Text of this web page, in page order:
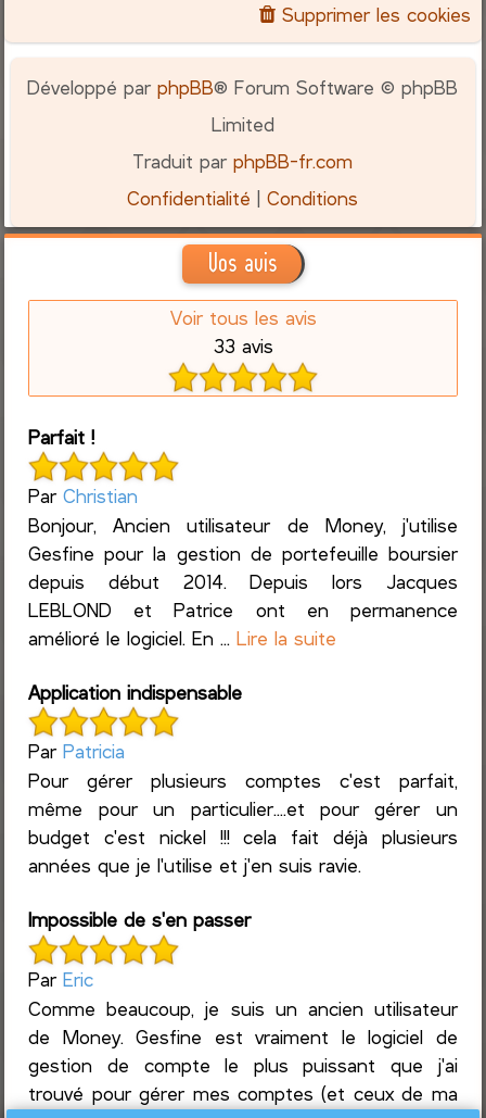
Supprimer les cookies
Développé parphpBB® Forum Software © phpBB
Limited
Traduit parphpBB-fr.com
Confidentialité |Conditions
Vos avis
Voir tous les avis
33 avis
Parfait !
ParChristian
Bonjour, Ancien utilisateur de Money, j'utilise
Gesfine pour la gestion de portefeuille boursier
depuis début 2014. Depuis lors Jacques
LEBLOND et Patrice ont en permanence
amélioré le logiciel. En ...Lire la suite
Application indispensable
ParPatricia
Pour gérer plusieurs comptes c'est parfait,
même pour un particulier....et pour gérer un
budget c'est nickel !!! cela fait déjà plusieurs
années que je l'utilise et j'en suis ravie.
Impossible de s'en passer
ParEric
Comme beaucoup, je suis un ancien utilisateur
de Money. Gesfine est vraiment le logiciel de
gestion de compte le plus puissant que j'ai
trouvé pour gérer mes comptes (et ceux de ma